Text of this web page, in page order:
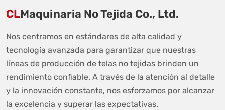
CLMaquinaria No Tejida Co., Ltd.
Nos centramos en estándares de alta calidad y
tecnología avanzada para garantizar que nuestras
líneas de producción de telas no tejidas brinden un
rendimiento confiable. A través de la atención al detalle
y la innovación constante, nos esforzamos por alcanzar
la excelencia y superar las expectativas.